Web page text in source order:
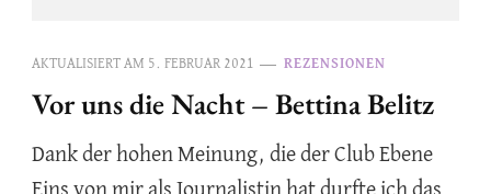
AKTUALISIERT AM 5. FEBRUAR 2021 REZENSIONEN
Vor uns die Nacht – Bettina Belitz
Dank der hohen Meinung, die der Club Ebene